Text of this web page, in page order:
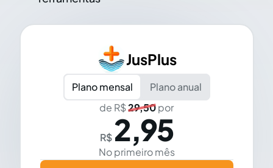
JusPlus
Plano mensal
Plano anual
de R$29,50por
R$ 2,95
No primeiro mês